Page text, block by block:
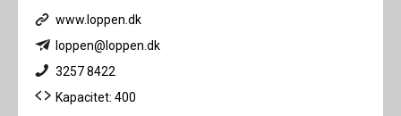
www.loppen.dk
loppen@loppen.dk
3257 8422
Kapacitet: 400